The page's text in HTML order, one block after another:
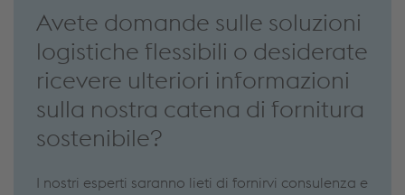
Avete domande sulle soluzioni
logistiche flessibili o desiderate
ricevere ulteriori informazioni
sulla nostra catena di fornitura
sostenibile?
I nostri esperti saranno lieti di fornirvi consulenza e